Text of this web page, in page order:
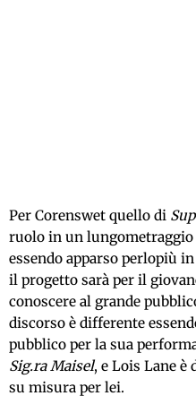
Per Corenswet quello di
ruolo in un lungometraggio
essendo apparso perlopiù
il progetto sarà per il
conoscere al grande
discorso è differente
pubblico per la sua
Sig.ra Maisel, e Lois Lane è
su misura per lei.